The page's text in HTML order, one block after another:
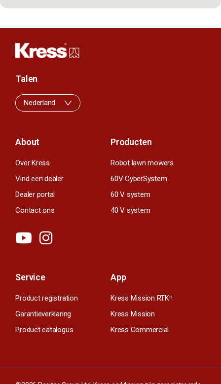
About
Over Kress
Vind een dealer
Dealer portal
Contact ons
Producten
Robot lawn mowers
60V CyberSystem
60 V system
40 V system
Service
Product registration
Garantieverklaring
Product catalogus
App
Kress Mission RTKn
Kress Mission
Kress Commercial
Talen
Nederland